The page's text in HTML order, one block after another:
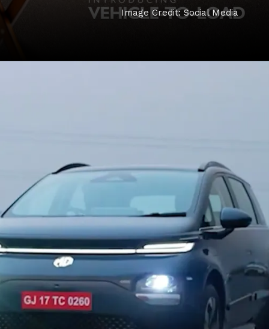
Image Credit: Social Media